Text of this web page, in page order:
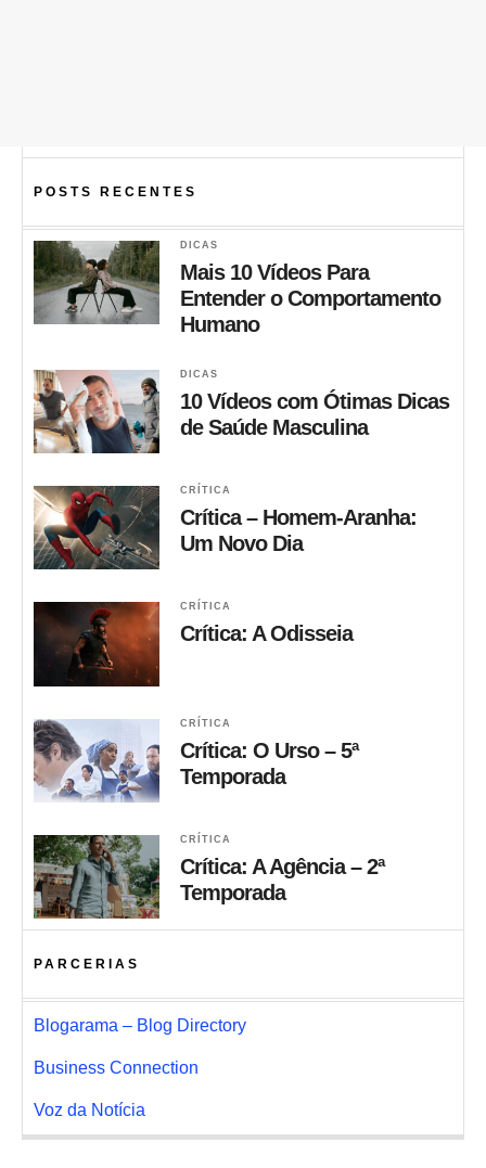
POSTS RECENTES
DICAS
Mais 10 Vídeos Para
Entender o Comportamento
Humano
DICAS
10 Vídeos com Ótimas Dicas
de Saúde Masculina
CRÍTICA
Crítica – Homem-Aranha:
Um Novo Dia
CRÍTICA
Crítica: A Odisseia
CRÍTICA
Crítica: O Urso – 5ª
Temporada
CRÍTICA
Crítica: A Agência – 2ª
Temporada
PARCERIAS
Blogarama – Blog Directory
Business Connection
Voz da Notícia